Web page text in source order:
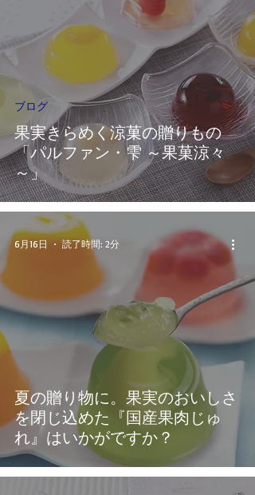
果実きらめく涼菓の贈りもの
「パルファン・雫 ～果菓涼々
～」
ブログ
夏の贈り物に。果実のおいしさ
を閉じ込めた『国産果肉じゅ
れ』はいかがですか？
6月16日 読了時間: 2分